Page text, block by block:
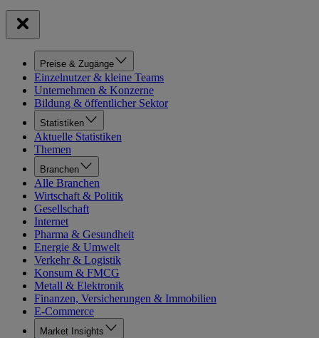
Preise & Zugänge
Einzelnutzer & kleine Teams
Unternehmen & Konzerne
Bildung & öffentlicher Sektor
Statistiken
Aktuelle Statistiken
Themen
Branchen
Alle Branchen
Wirtschaft & Politik
Gesellschaft
Internet
Pharma & Gesundheit
Energie & Umwelt
Verkehr & Logistik
Konsum & FMCG
Metall & Elektronik
Finanzen, Versicherungen & Immobilien
E-Commerce
Market Insights